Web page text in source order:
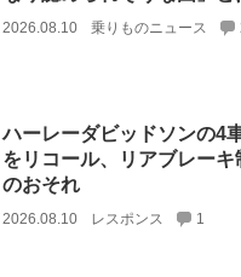
2026.08.10 乗りものニュース
ハーレーダビッドソンの4
をリコール、リアブレーキ
のおそれ
2026.08.10 レスポンス 1